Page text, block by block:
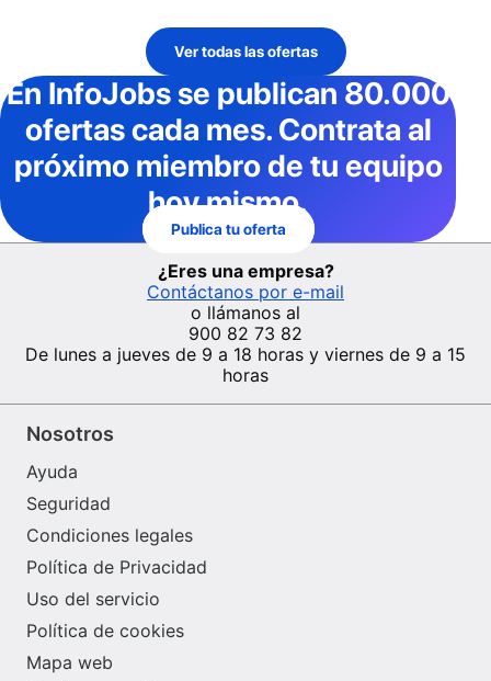
Ver todas las ofertas
En InfoJobsse publican 80.000
ofertas cada mes. Contrata al
próximo miembro de tu equipo
hoy mismo.
Publica tu oferta
¿Eres una empresa?
Contáctanos por e-mail
o llámanos al
900 82 73 82
De lunes a jueves de 9 a 18 horas y viernes de 9 a 15
horas
Nosotros
Ayuda
Seguridad
Condiciones legales
Política de Privacidad
Uso del servicio
Política de cookies
Mapa web